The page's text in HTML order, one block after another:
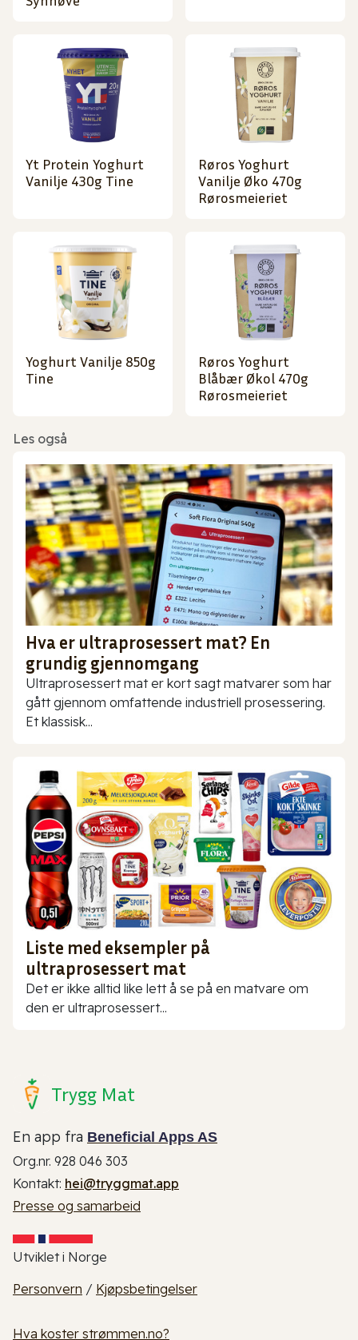
Yt Protein Yoghurt
Vanilje 430g Tine
Røros Yoghurt
Vanilje Øko 470g
Rørosmeieriet
Yoghurt Vanilje 850g
Tine
Røros Yoghurt
Blåbær Økol 470g
Rørosmeieriet
Les også
Hva er ultraprosessert mat? En
grundig gjennomgang
Ultraprosessert mat er kort sagt matvarer som har
gått gjennom omfattende industriell prosessering.
Et klassisk...
Liste med eksempler på
ultraprosessert mat
Det er ikke alltid like lett å se på en matvare om
den er ultraprosessert...
Trygg Mat
En app fra Beneficial Apps AS
Org.nr. 928 046 303
Kontakt: hei@tryggmat.app
Presse og samarbeid
Utviklet i Norge
Personvern / Kjøpsbetingelser
Hva koster strømmen.no?